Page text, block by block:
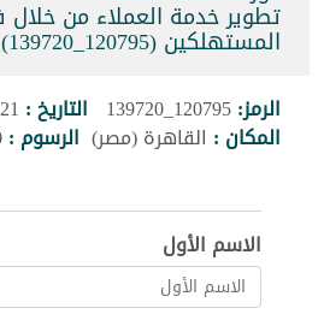
تطوير خدمة العملاء من
المستهلكين (120795_139720)
الرمز:120795_139720 التاريخ : 21 - 25 فبراير 2027
المكان : القاهرة (مصر) الرسوم :
الاسم الأول